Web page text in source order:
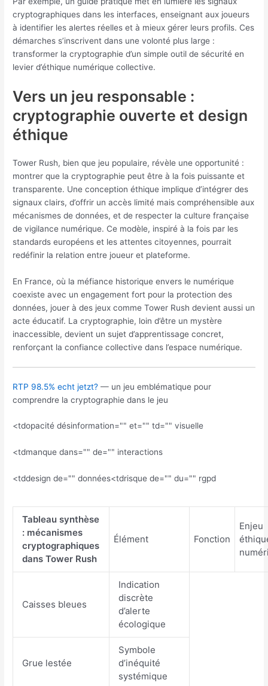
cryptographiques dans les interfaces, enseignant aux joueurs
à identifier les alertes réelles et à mieux gérer leurs profils. Ces
démarches s’inscrivent dans une volonté plus large :
transformer la cryptographie d’un simple outil de sécurité en
levier d’éthique numérique collective.
Vers un jeu responsable :
cryptographie ouverte et design
éthique
Tower Rush, bien que jeu populaire, révèle une opportunité :
montrer que la cryptographie peut être à la fois puissante et
transparente. Une conception éthique implique d’intégrer des
signaux clairs, d’offrir un accès limité mais compréhensible aux
mécanismes de données, et de respecter la culture française
de vigilance numérique. Ce modèle, inspiré à la fois par les
standards européens et les attentes citoyennes, pourrait
redéfinir la relation entre joueur et plateforme.
En France, où la méfiance historique envers le numérique
coexiste avec un engagement fort pour la protection des
données, jouer à des jeux comme Tower Rush devient aussi un
acte éducatif. La cryptographie, loin d’être un mystère
inaccessible, devient un sujet d’apprentissage concret,
renforçant la confiance collective dans l’espace numérique.
RTP 98.5% echt jetzt? — un jeu emblématique pour
comprendre la cryptographie dans le jeu
<tdopacité désinformation="" et="" td="" visuelle
<tdmanque dans="" de="" interactions
<tddesign de="" données<tdrisque de="" du="" rgpd
Tableau synthèse
: mécanismes
cryptographiques
dans Tower Rush
Élément Fonction
Enjeu
Caisses bleues
Indication
discrète
d’alerte
écologique
Grue lestée
Symbole
d’inéquité
systémique